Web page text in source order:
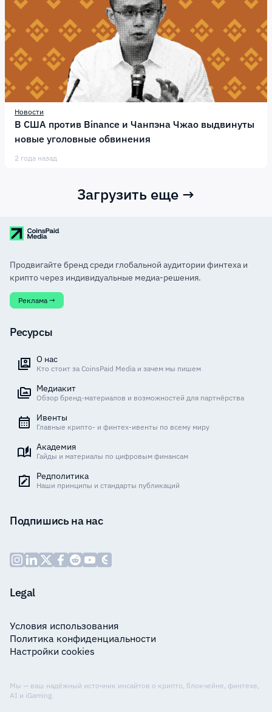
Новости
В США против Binance и Чанпэна Чжао выдвинуты
новые уголовные обвинения
2 года назад
Загрузить еще →
Продвигайте бренд среди глобальной аудитории финтеха и
крипто через индивидуальные медиа-решения.
Реклама →
Ресурсы
О нас
Кто стоит за CoinsPaid Media и зачем мы пишем
Медиакит
Обзор бренд-материалов и возможностей для партнёрства
Ивенты
Главные крипто- и финтех-ивенты по всему миру
Академия
Гайды и материалы по цифровым финансам
Редполитика
Наши принципы и стандарты публикаций
Подпишись на нас
Legal
Условия использования
Политика конфиденциальности
Настройки cookies
Мы — ваш надёжный источник инсайтов о крипто, блокчейне, финтехе,
AI и iGaming.